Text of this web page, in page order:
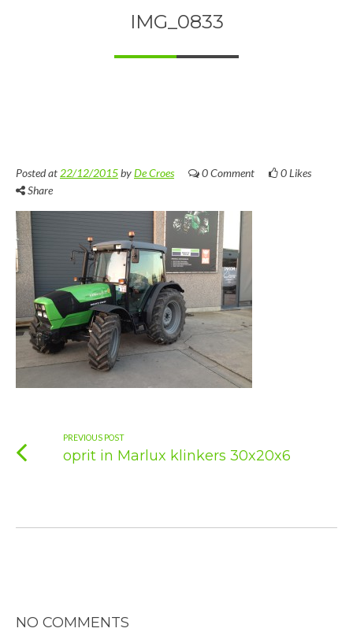
IMG_0833
Posted at 22/12/2015byDe Croes 0 Comment 0Likes
Share
PREVIOUS POST
oprit in Marlux klinkers 30x20x6
NO COMMENTS